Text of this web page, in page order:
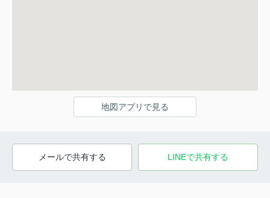
地図アプリで見る
メールで共有する LINEで共有する